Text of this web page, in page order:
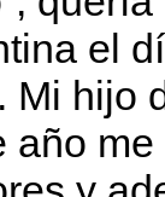
el
Mi hijo
año